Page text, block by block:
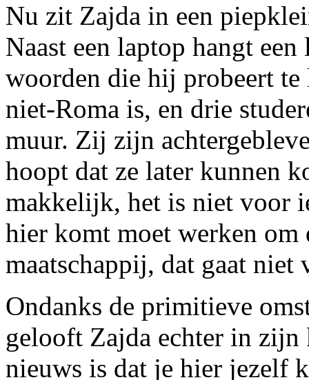
Nu zit Zajda in een
Naast een laptop hangt
woorden die hij probeert
niet-Roma is, en drie
muur. Zij zijn
hoopt dat ze later kunnen
makkelijk, het is niet voor
hier komt moet werken om
maatschappij, dat gaat niet
Ondanks de primitieve
gelooft Zajda echter in zijn
nieuws is dat je hier jezelf